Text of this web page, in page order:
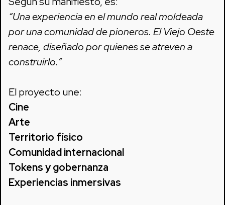
“Una experiencia en el mundo real moldeada
por una comunidad de pioneros. El Viejo Oeste
renace, diseñado por quienes se atreven a
construirlo.”
El proyecto une:
Cine
Arte
Territorio físico
Comunidad internacional
Tokens y gobernanza
Experiencias inmersivas